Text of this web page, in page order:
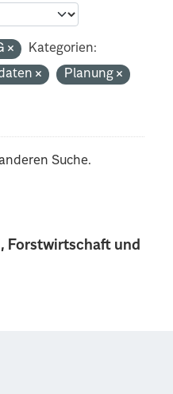
Forstwirtschaft und
Kategorien:
Planung
Suche.